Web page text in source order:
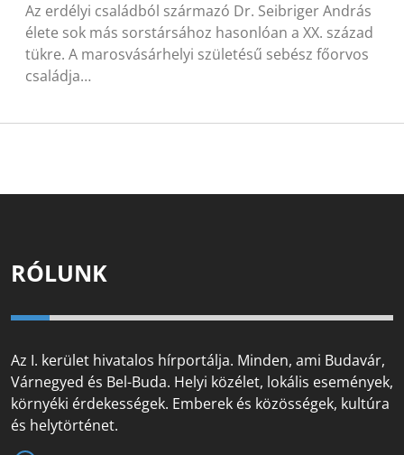
Az erdélyi családból származó Dr. Seibriger András
élete sok más sorstársához hasonlóan a XX. század
tükre. A marosvásárhelyi születésű sebész főorvos
családja…
RÓLUNK
Az I. kerület hivatalos hírportálja. Minden, ami Budavár,
Várnegyed és Bel-Buda. Helyi közélet, lokális események,
környéki érdekességek. Emberek és közösségek, kultúra
és helytörténet.